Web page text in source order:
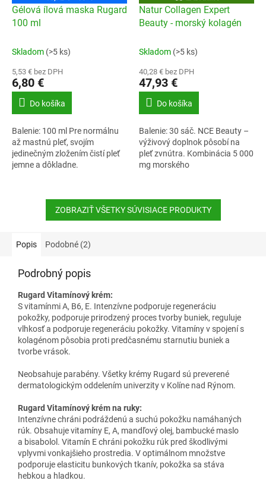
Gélová ílová maska Rugard
100 ml
Skladom (>5 ks)
5,53 € bez DPH
6,80 €
Do košíka
Balenie: 100 ml Pre normálnu
až mastnú pleť, svojím
jedinečným zložením čistí pleť
jemne a dôkladne.
A
D
A
O
Natur Collagen Expert
Beauty - morský kolagén
Skladom (>5 ks)
40,28 € bez DPH
47,93 €
Do košíka
Balenie: 30 sáč. NCE Beauty –
výživový doplnok pôsobí na
pleť zvnútra. Kombinácia 5 000
mg morského
vzácnych rastlinných...
ZOBRAZIŤ VŠETKY SÚVISIACE PRODUKTY
Popis Podobné (2)
Podrobný popis
Rugard Vitamínový krém:
S vitamínmi A, B6, E. Intenzívne podporuje regeneráciu
pokožky, podporuje prirodzený proces tvorby buniek, reguluje
vlhkosť a podporuje regeneráciu pokožky. Vitamíny v spojení s
kolagénom pôsobia proti predčasnému starnutiu buniek a
tvorbe vrások.
Neobsahuje parabény. Všetky krémy Rugard sú preverené
dermatologickým oddelením univerzity v Kolíne nad Rýnom.
Rugard Vitamínový krém na ruky:
Intenzívne chráni podráždenú a suchú pokožku namáhaných
rúk. Obsahuje vitamíny E, A, mandľový olej, bambucké maslo
a bisabolol. Vitamín E chráni pokožku rúk pred škodlivými
vplyvmi vonkajšieho prostredia. V optimálnom množstve
podporuje elasticitu bunkových tkanív, pokožka sa stáva
hebkou a hladkou.